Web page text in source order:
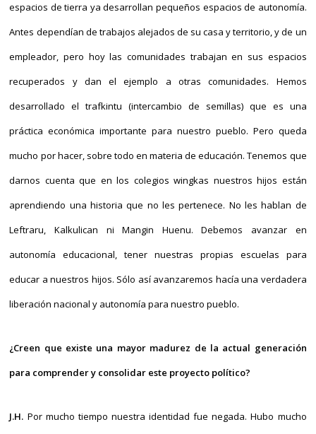
espacios de tierra ya desarrollan pequeños espacios de autonomía.
Antes dependían de trabajos alejados de su casa y territorio, y de un
empleador, pero hoy las comunidades trabajan en sus espacios
recuperados y dan el ejemplo a otras comunidades. Hemos
desarrollado el trafkintu (intercambio de semillas) que es una
práctica económica importante para nuestro pueblo. Pero queda
mucho por hacer, sobre todo en materia de educación. Tenemos que
darnos cuenta que en los colegios wingkas nuestros hijos están
aprendiendo una historia que no les pertenece. No les hablan de
Leftraru, Kalkulican ni Mangin Huenu. Debemos avanzar en
autonomía educacional, tener nuestras propias escuelas para
educar a nuestros hijos. Sólo así avanzaremos hacía una verdadera
liberación nacional y autonomía para nuestro pueblo.
¿Creen que existe una mayor madurez de la actual generación
para comprender y consolidar este proyecto político?
J.H. Por mucho tiempo nuestra identidad fue negada. Hubo mucho